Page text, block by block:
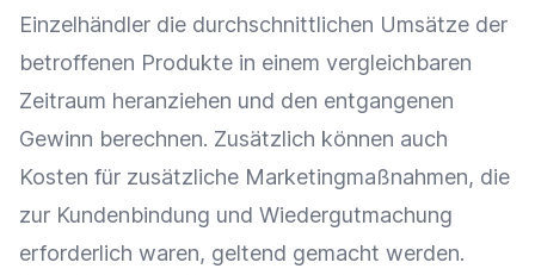
Einzelhändler die durchschnittlichen Umsätze der
betroffenen Produkte in einem vergleichbaren
Zeitraum heranziehen und den entgangenen
Gewinn berechnen. Zusätzlich können auch
Kosten für zusätzliche Marketingmaßnahmen, die
zur Kundenbindung und Wiedergutmachung
erforderlich waren, geltend gemacht werden.